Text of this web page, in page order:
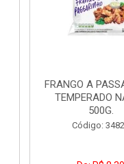
FRANGO A
TEMPERADO
500G.
Código: